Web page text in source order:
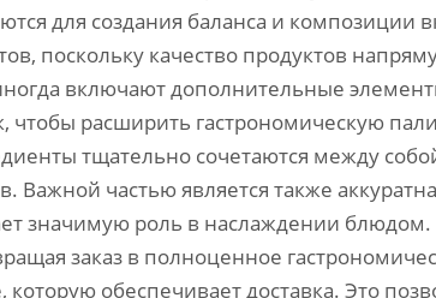
для создания баланса и композиции
поскольку качество продуктов
включают дополнительные
чтобы расширить гастрономическую
тщательно сочетаются между
Важной частью является также
значимую роль в наслаждении
заказ в полноценное
обеспечивает доставка. Это